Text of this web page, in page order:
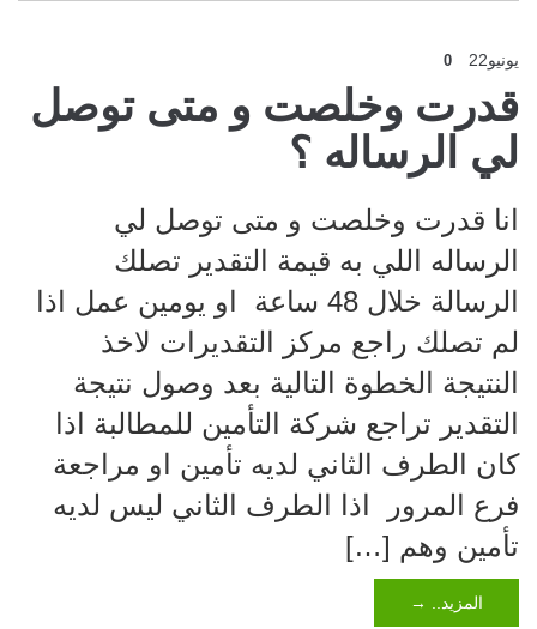
يونيو22
0
قدرت وخلصت و متى توصل
لي الرساله ؟
انا قدرت وخلصت و متى توصل لي
الرساله اللي به قيمة التقدير تصلك
الرسالة خلال 48 ساعة او يومين عمل اذا
لم تصلك راجع مركز التقديرات لاخذ
النتيجة الخطوة التالية بعد وصول نتيجة
التقدير تراجع شركة التأمين للمطالبة اذا
كان الطرف الثاني لديه تأمين او مراجعة
فرع المرور اذا الطرف الثاني ليس لديه
تأمين وهم […]
المزيد.. →